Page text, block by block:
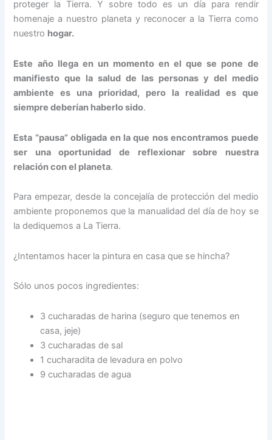
proteger la Tierra. Y sobre todo es un día para rendir
homenaje a nuestro planeta y reconocer a la Tierra como
nuestro hogar.
Este año llega en un momento en el que se pone de
manifiesto que la salud de las personas y del medio
ambiente es una prioridad, pero la realidad es que
siempre deberían haberlo sido.
Esta “pausa” obligada en la que nos encontramos puede
ser una oportunidad de reflexionar sobre nuestra
relación con el planeta.
Para empezar, desde la concejalía de protección del medio
ambiente proponemos que la manualidad del día de hoy se
la dediquemos a La Tierra.
¿Intentamos hacer la pintura en casa que se hincha?
Sólo unos pocos ingredientes:
3 cucharadas de harina (seguro que tenemos en
casa, jeje)
3 cucharadas de sal
1 cucharadita de levadura en polvo
9 cucharadas de agua